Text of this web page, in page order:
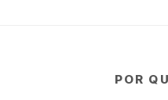
POR